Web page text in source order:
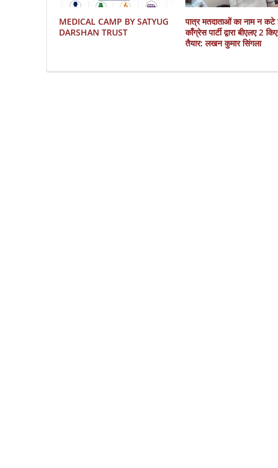
MEDICAL CAMP BY SATYUG
DARSHAN TRUST
पात्र मतदाताओं का नाम न कटे
काँग्रेस पार्टी द्वारा बीएलए 2
तैयार: लखन कुमार सिंगला